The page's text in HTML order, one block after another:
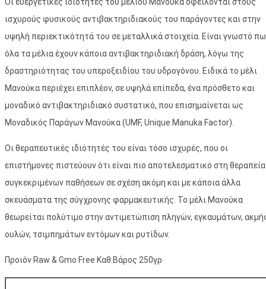
ισχυρούς φυσικούς αντιβακτηριδιακούς του παράγοντες και στην
υψηλή περιεκτικότητά του σε μεταλλικά στοιχεία. Είναι γνωστό
όλα τα μέλια έχουν κάποια αντιβακτηριδιακή δράση, λόγω της
δραστηριότητας του υπεροξειδίου του υδρογόνου. Ειδικά το μέλι
Μανούκα περιέχει επιπλέον, σε υψηλά επίπεδα, ένα πρόσθετο και
μοναδικό αντιβακτηριδιακό συστατικό, που επισημαίνεται ως
Μοναδικός Παράγων Μανούκα (UMF, Unique Manuka Factor).
Οι θεραπευτικές ιδιότητές του είναι τόσο ισχυρές, που οι
επιστήμονες πιστεύουν ότι είναι πιο αποτελεσματικό στη θεραπεία
συγκεκριμένων παθήσεων σε σχέση ακόμη και με κάποια άλλα
σκευάσματα της σύγχρονης φαρμακευτικής. Το μέλι Μανούκα
θεωρείται πολύτιμο στην αντιμετώπιση πληγών, εγκαυμάτων,
ουλών, τσιμπημάτων εντόμων και ρυτίδων.
Προιόν Raw & Gmo Free Καθ.Βάρος 250γρ